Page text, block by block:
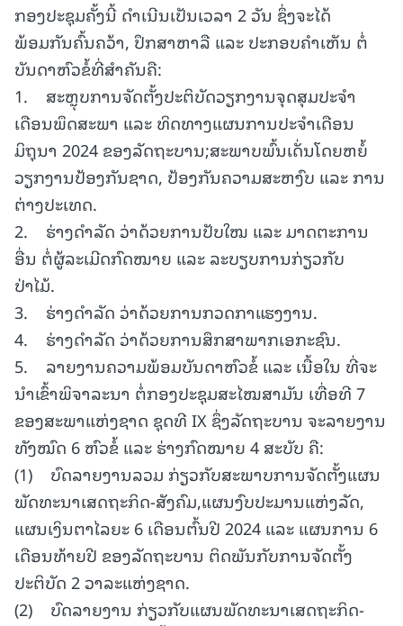
ກອງປະຊຸມຄັ້ງນີ້ ດໍາເນີນເປັນເວລາ 2 ວັນ ຊຶ່ງຈະໄດ້
ພ້ອມກັນຄົ້ນຄວ້າ, ປຶກສາຫາລື ແລະ ປະກອບຄຳເຫັນ ຕໍ່
ບັນດາຫົວຂໍ້ທີ່ສໍາຄັນຄື:
1. ສະຫຼຸບການຈັດຕັ້ງປະຕິບັດວຽກງານຈຸດສຸມປະຈຳ
ເດືອນພຶດສະພາ ແລະ ທິດທາງແຜນການປະຈຳເດືອນ
ມິຖຸນາ 2024 ຂອງລັດຖະບານ;ສະພາບພົ້ນເດັ່ນໂດຍຫຍໍ້
ວຽກງານປ້ອງກັນຊາດ, ປ້ອງກັນຄວາມສະຫງົບ ແລະ ການ
ຕ່າງປະເທດ.
2. ຮ່າງດຳລັດ ວ່າດ້ວຍການປັບໃໝ ແລະ ມາດຕະການ
ອື່ນ ຕໍ່ຜູ້ລະເມີດກົດໝາຍ ແລະ ລະບຽບການກ່ຽວກັບ
ປ່າໄມ້.
3. ຮ່າງດຳລັດ ວ່າດ້ວຍການກວດກາແຮງງານ.
4. ຮ່າງດຳລັດ ວ່າດ້ວຍການສຶກສາພາກເອກະຊົນ.
5. ລາຍງານຄວາມພ້ອມບັນດາຫົວຂໍ້ ແລະ ເນື້ອໃນ ທີ່ຈະ
ນຳເຂົ້າພິຈາລະນາ ຕໍ່ກອງປະຊຸມສະໄໝສາມັນ ເທື່ອທີ 7
ຂອງສະພາແຫ່ງຊາດ ຊຸດທີ IX ຊຶ່ງລັດຖະບານ ຈະລາຍງານ
ທັງໝົດ 6 ຫົວຂໍ້ ແລະ ຮ່າງກົດໝາຍ 4 ສະບັບ ຄື:
(1) ບົດລາຍງານລວມ ກ່ຽວກັບສະພາບການຈັດຕັ້ງແຜນ
ພັດທະນາເສດຖະກິດ-ສັງຄົມ,ແຜນງົບປະມານແຫ່ງລັດ,
ແຜນເງິນຕາໄລຍະ 6 ເດືອນຕົ້ນປີ 2024 ແລະ ແຜນການ 6
ເດືອນທ້າຍປີ ຂອງລັດຖະບານ ຕິດພັນກັບການຈັດຕັ້ງ
ປະຕິບັດ 2 ວາລະແຫ່ງຊາດ.
(2) ບົດລາຍງານ ກ່ຽວກັບແຜນພັດທະນາເສດຖະກິດ-